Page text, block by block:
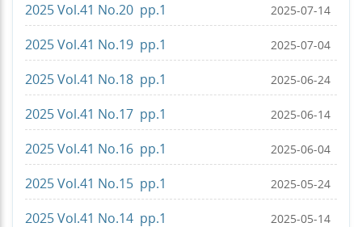
2025 Vol.41 No.20 pp.1 2025-07-14
2025 Vol.41 No.19 pp.1 2025-07-04
2025 Vol.41 No.18 pp.1 2025-06-24
2025 Vol.41 No.17 pp.1 2025-06-14
2025 Vol.41 No.16 pp.1 2025-06-04
2025 Vol.41 No.15 pp.1 2025-05-24
2025 Vol.41 No.14 pp.1 2025-05-14